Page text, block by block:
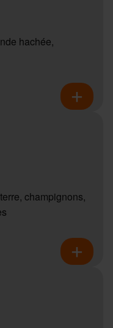
hachée,
champignons,